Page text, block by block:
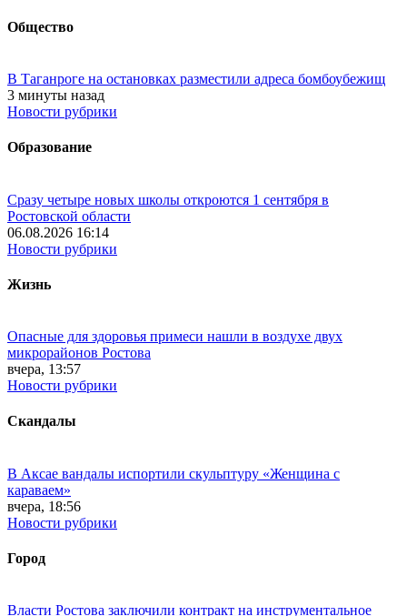
Общество
В Таганроге на остановках разместили адреса бомбоубежищ
3 минуты назад
Новости рубрики
Образование
Сразу четыре новых школы откроются 1 сентября в
Ростовской области
06.08.2026 16:14
Новости рубрики
Жизнь
Опасные для здоровья примеси нашли в воздухе двух
микрорайонов Ростова
вчера, 13:57
Новости рубрики
Скандалы
В Аксае вандалы испортили скульптуру «Женщина с
караваем»
вчера, 18:56
Новости рубрики
Город
Власти Ростова заключили контракт на инструментальное